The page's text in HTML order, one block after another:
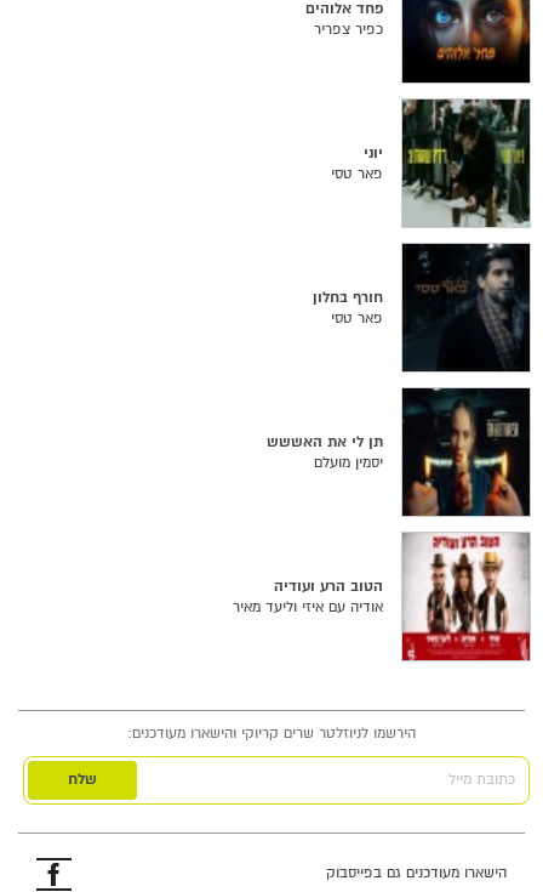
פחד אלוהים
כפיר צפריר
יוני
פאר טסי
חורף בחלון
פאר טסי
תן לי את האששש
יסמין מועלם
הטוב הרע ועודיה
אודיה עם איזי וליעד מאיר
הירשמו לניוזלטר שרים קריוקי והישארו מעודכנים:
כתובת מייל
הישארו מעודכנים גם בפייסבוק